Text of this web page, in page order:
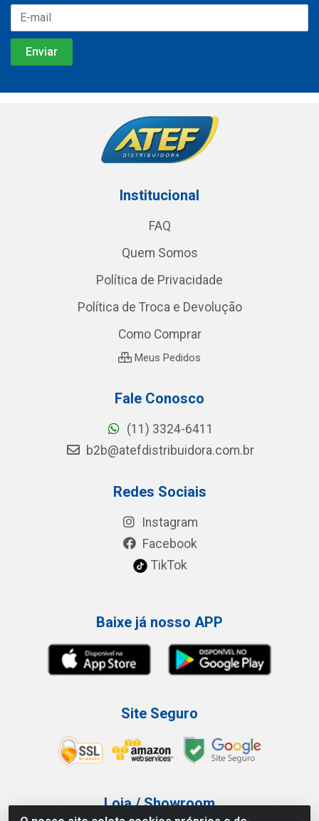
Institucional
FAQ
Quem Somos
Política de Privacidade
Política de Troca e Devolução
Como Comprar
Meus Pedidos
Fale Conosco
(11) 3324-6411
b2b@atefdistribuidora.com.br
Redes Sociais
Instagram
Facebook
TikTok
Baixe já nosso APP
Site Seguro
Loja / Showroom